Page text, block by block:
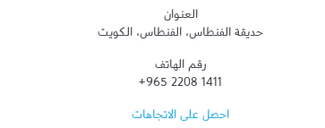
العنوان
حديقة الفنطاس، الفنطاس، الكويت
رقم الهاتف
+965 2208 1411
احصل على الاتجاهات